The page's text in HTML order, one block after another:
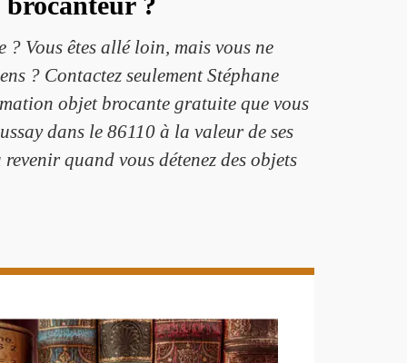
Vous êtes allé loin, mais vous ne
? Contactez seulement Stéphane
objet brocante gratuite que vous
dans le 86110 à la valeur de ses
quand vous détenez des objets